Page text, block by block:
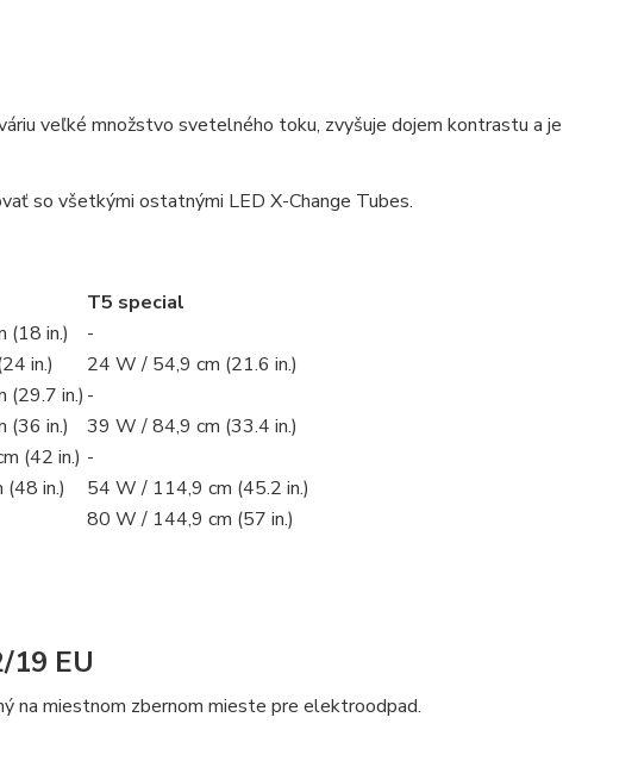
veľké množstvo svetelného toku, zvyšuje dojem kontrastu a je
so všetkými ostatnými LED X-Change Tubes.
T5 special
(18 in.)
-
in.)
24 W / 54,9 cm (21.6 in.)
(29.7 in.) -
(36 in.)
39 W / 84,9 cm (33.4 in.)
(42 in.) -
in.)
54 W / 114,9 cm (45.2 in.)
80 W / 144,9 cm (57 in.)
19 EU
na miestnom zbernom mieste pre elektroodpad.